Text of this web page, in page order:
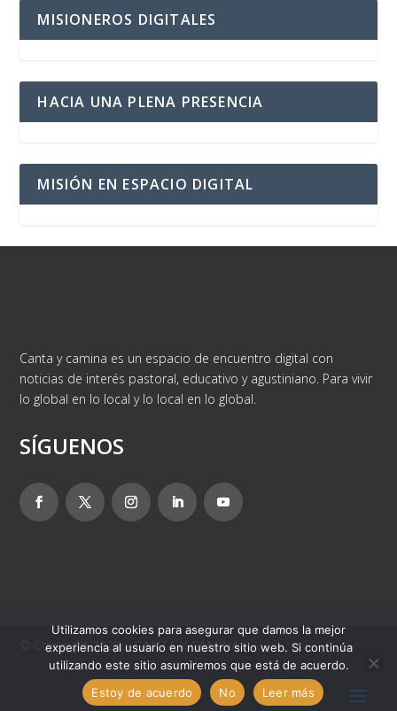
MISIONEROS DIGITALES
HACIA UNA PLENA PRESENCIA
MISIÓN EN ESPACIO DIGITAL
Canta y camina es un espacio de encuentro digital con
noticias de interés pastoral, educativo y agustiniano. Para vivir
lo global en lo local y lo local en lo global.
SÍGUENOS
© Copyright 2025 – CANTA Y CAMINA
Utilizamos cookies para asegurar que damos la mejor
experiencia al usuario en nuestro sitio web. Si continúa
utilizando este sitio asumiremos que está de acuerdo.
Estoy de acuerdo
No Leer más